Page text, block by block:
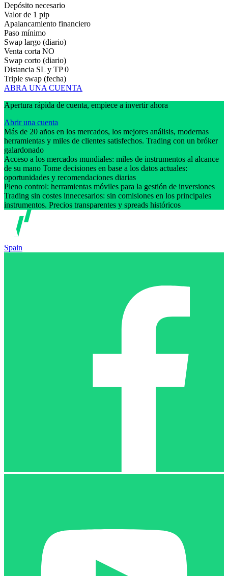
Depósito necesario
Valor de 1 pip
Apalancamiento financiero
Paso mínimo
Swap largo (diario)
Venta corta NO
Swap corto (diario)
Distancia SL y TP 0
Triple swap (fecha)
ABRA UNA CUENTA
Apertura rápida de cuenta, empiece a invertir ahora
Abrir una cuenta
Más de 20 años en los mercados, los mejores análisis, modernas
herramientas y miles de clientes satisfechos. Trading con un bróker
galardonado
Acceso a los mercados mundiales: miles de instrumentos al alcance
de su mano Tome decisiones en base a los datos actuales:
oportunidades y recomendaciones diarias
Pleno control: herramientas móviles para la gestión de inversiones
Trading sin costes innecesarios: sin comisiones en los principales
instrumentos. Precios transparentes y spreads históricos
Spain